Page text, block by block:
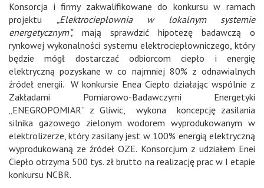
Konsorcja i firmy zakwalifikowane do konkursu w ramach
projektu „Elektrociepłownia w lokalnym systemie
energetycznym”,mają sprawdzić hipotezę badawczą o
rynkowej wykonalności systemu elektrociepłowniczego, który
będzie mógł dostarczać odbiorcom ciepło i energię
elektryczną pozyskane w co najmniej 80% z odnawialnych
źródeł energii. W konkursie Enea Ciepło działając wspólnie z
Zakładami Pomiarowo-Badawczymi Energetyki
„ENEGROPOMIAR” z Gliwic, wykona koncepcję zasilania
silnika gazowego zielonym wodorem wyprodukowanym w
elektrolizerze, który zasilany jest w 100% energią elektryczną
wyprodukowaną ze źródeł OZE. Konsorcjum z udziałem Enei
Ciepło otrzyma 500 tys. zł brutto na realizację prac w I etapie
konkursu NCBR.